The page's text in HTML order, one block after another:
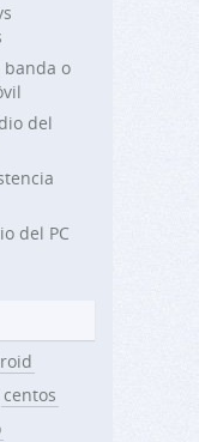
banda o
del
del PC
centos